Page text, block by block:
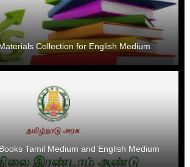
Collection for English Medium
Tamil Medium and English Medium